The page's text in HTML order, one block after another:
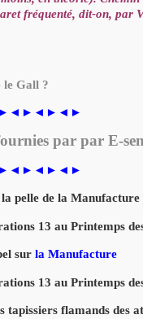
fréquenté, dit-on, par
le Gall ?
par par E-
pelle de la Manufacture
sur la Manufacture
flamands des